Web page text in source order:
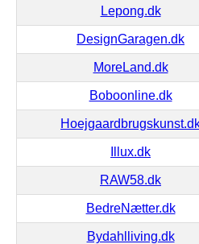
Lepong.dk
DesignGaragen.dk
MoreLand.dk
Boboonline.dk
Illux.dk
RAW58.dk
BedreNætter.dk
Bydahlliving.dk